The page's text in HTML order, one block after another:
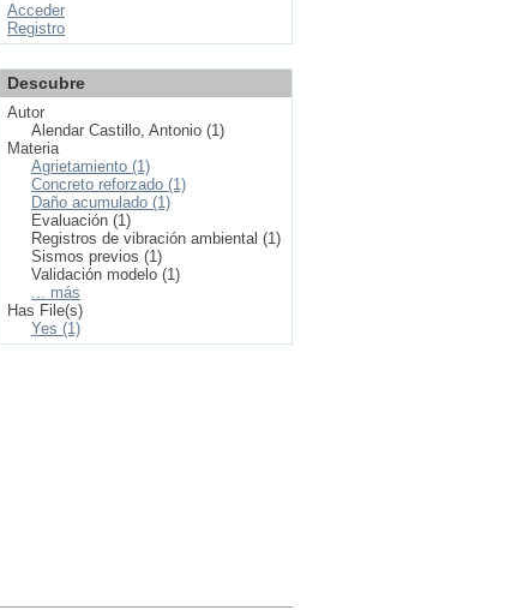
Acceder
Registro
Descubre
Autor
Alendar Castillo, Antonio (1)
Materia
Agrietamiento (1)
Concreto reforzado (1)
Daño acumulado (1)
Evaluación (1)
Registros de vibración ambiental (1)
Sismos previos (1)
Validación modelo (1)
... más
Has File(s)
Yes (1)